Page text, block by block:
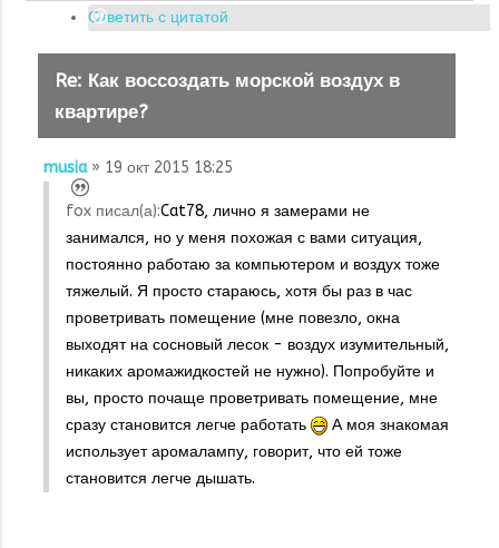
Ответить с цитатой
Re: Как воссоздать морской воздух в
квартире?
musia» 19 окт 2015 18:25
fox писал(а):Cat78, лично я замерами не
занимался, но у меня похожая с вами ситуация,
постоянно работаю за компьютером и воздух тоже
тяжелый. Я просто стараюсь, хотя бы раз в час
проветривать помещение (мне повезло, окна
выходят на сосновый лесок - воздух изумительный,
никаких аромажидкостей не нужно). Попробуйте и
вы, просто почаще проветривать помещение, мне
сразу становится легче работать
А моя знакомая
использует аромалампу, говорит, что ей тоже
становится легче дышать.